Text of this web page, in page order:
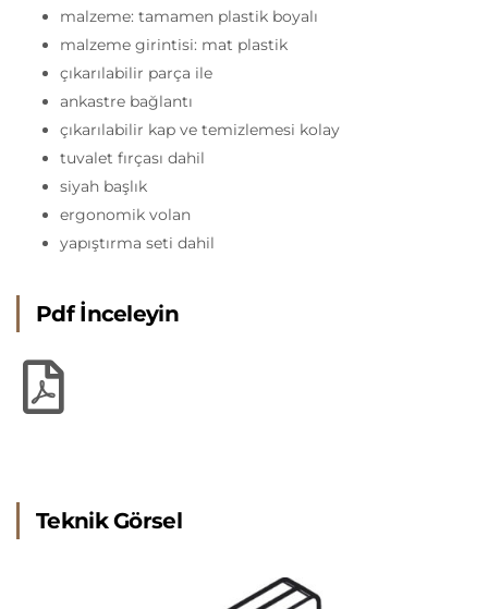
malzeme: tamamen plastik boyalı
malzeme girintisi: mat plastik
çıkarılabilir parça ile
ankastre bağlantı
çıkarılabilir kap ve temizlemesi kolay
tuvalet fırçası dahil
siyah başlık
ergonomik volan
yapıştırma seti dahil
Pdf İnceleyin
Teknik Görsel